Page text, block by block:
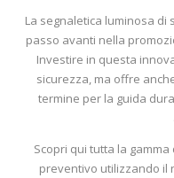
La segnaletica luminosa
passo avanti nella
Investire in questa
sicurezza, ma offre
termine per la guida
Scopri qui tutta la
preventivo utilizzando il